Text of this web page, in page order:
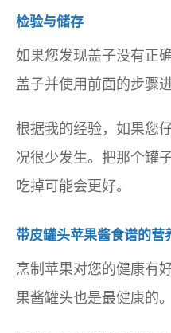
检验与储存
如果您发现盖子没有正
盖子并使用前面的步骤
根据我的经验，如果您
况很少发生。把那个罐
吃掉可能会更好。
带皮罐头苹果酱食谱的营
烹制苹果对您的健康有
果酱罐头也是最健康的。